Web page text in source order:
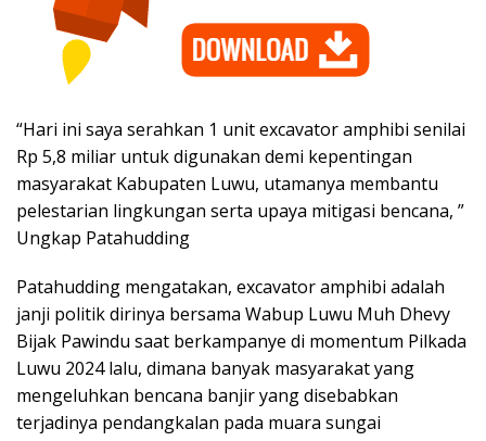
“Hari ini saya serahkan 1 unit excavator amphibi senilai
Rp 5,8 miliar untuk digunakan demi kepentingan
masyarakat Kabupaten Luwu, utamanya membantu
pelestarian lingkungan serta upaya mitigasi bencana, ”
Ungkap Patahudding
Patahudding mengatakan, excavator amphibi adalah
janji politik dirinya bersama Wabup Luwu Muh Dhevy
Bijak Pawindu saat berkampanye di momentum Pilkada
Luwu 2024 lalu, dimana banyak masyarakat yang
mengeluhkan bencana banjir yang disebabkan
terjadinya pendangkalan pada muara sungai